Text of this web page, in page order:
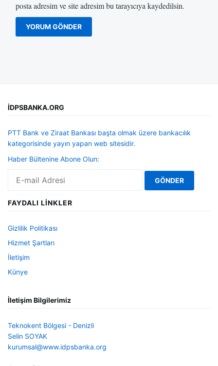
posta adresim ve site adresim bu tarayıcıya kaydedilsin.
İDPSBANKA.ORG
PTT Bank ve Ziraat Bankası başta olmak üzere bankacılık
kategorisinde yayın yapan web sitesidir.
Haber Bültenine Abone Olun:
FAYDALI LINKLER
Gizlilik Politikası
Hizmet Şartları
İletişim
Künye
İletişim Bilgilerimiz
Teknokent Bölgesi - Denizli
Selin SOYAK
kurumsal@www.idpsbanka.org